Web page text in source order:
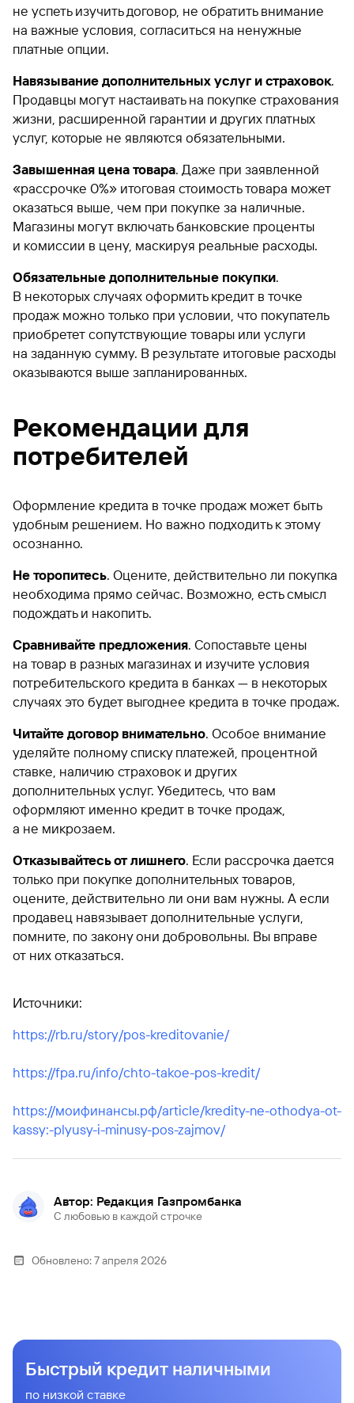
не успеть изучить договор, не обратить внимание
на важные условия, согласиться на ненужные
платные опции.
Навязывание дополнительных услуг и страховок.
Продавцы могут настаивать на покупке страхования
жизни, расширенной гарантии и других платных
услуг, которые не являются обязательными.
Завышенная цена товара. Даже при заявленной
«рассрочке 0%» итоговая стоимость товара может
оказаться выше, чем при покупке за наличные.
Магазины могут включать банковские проценты
и комиссии в цену, маскируя реальные расходы.
Обязательные дополнительные покупки.
В некоторых случаях оформить кредит в точке
продаж можно только при условии, что покупатель
приобретет сопутствующие товары или услуги
на заданную сумму. В результате итоговые расходы
оказываются выше запланированных.
Рекомендации для
потребителей
Оформление кредита в точке продаж может быть
удобным решением. Но важно подходить к этому
осознанно.
Не торопитесь. Оцените, действительно ли покупка
необходима прямо сейчас. Возможно, есть смысл
подождать и накопить.
Сравнивайте предложения. Сопоставьте цены
на товар в разных магазинах и изучите условия
потребительского кредита в банках — в некоторых
случаях это будет выгоднее кредита в точке продаж.
Читайте договор внимательно. Особое внимание
уделяйте полному списку платежей, процентной
ставке, наличию страховок и других
дополнительных услуг. Убедитесь, что вам
оформляют именно кредит в точке продаж,
а не микрозаем.
Отказывайтесь от лишнего. Если рассрочка дается
только при покупке дополнительных товаров,
оцените, действительно ли они вам нужны. А если
продавец навязывает дополнительные услуги,
помните, по закону они добровольны. Вы вправе
от них отказаться.
Источники:
https://rb.ru/story/pos-kreditovanie/
https://fpa.ru/info/chto-takoe-pos-kredit/
https://моифинансы.рф/article/kredity-ne-othodya-ot-
kassy:-plyusy-i-minusy-pos-zajmov/
Автор: Редакция Газпромбанка
С любовью в каждой строчке
Обновлено:7 апреля 2026
Быстрый кредит наличными
по низкой ставке